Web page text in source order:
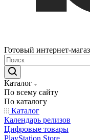
Готовый интернет-
Каталог
По всему сайту
По каталогу
Каталог
Календарь релизов
Цифровые товары
PlayStation Store